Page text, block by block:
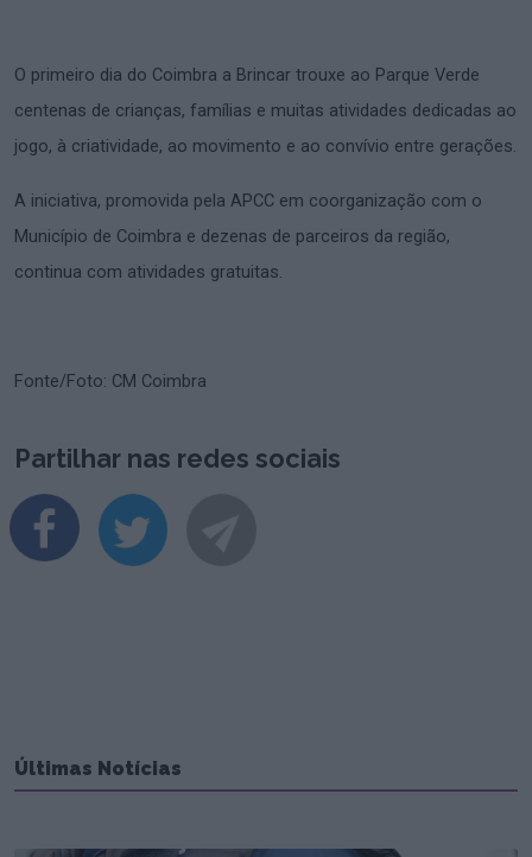
O primeiro dia do Coimbra a Brincar trouxe ao Parque Verde
centenas de crianças, famílias e muitas atividades dedicadas ao
jogo, à criatividade, ao movimento e ao convívio entre gerações.
A iniciativa, promovida pela APCC em coorganização com o
Município de Coimbra e dezenas de parceiros da região,
continua com atividades gratuitas.
Fonte/Foto: CM Coimbra
Partilhar nas redes sociais
Últimas Notícias